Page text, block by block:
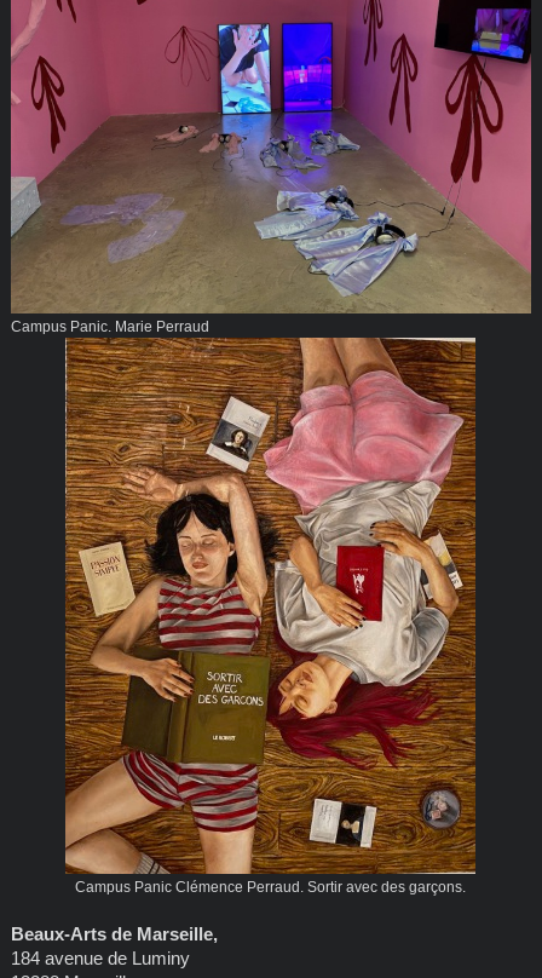
Campus Panic. Marie Perraud
Campus Panic Clémence Perraud. Sortir avec des garçons.
Beaux-Arts de Marseille,
184 avenue de Luminy